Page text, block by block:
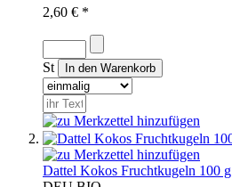
2,60 € *
St
Dattel Kokos Fruchtkugeln 100 g